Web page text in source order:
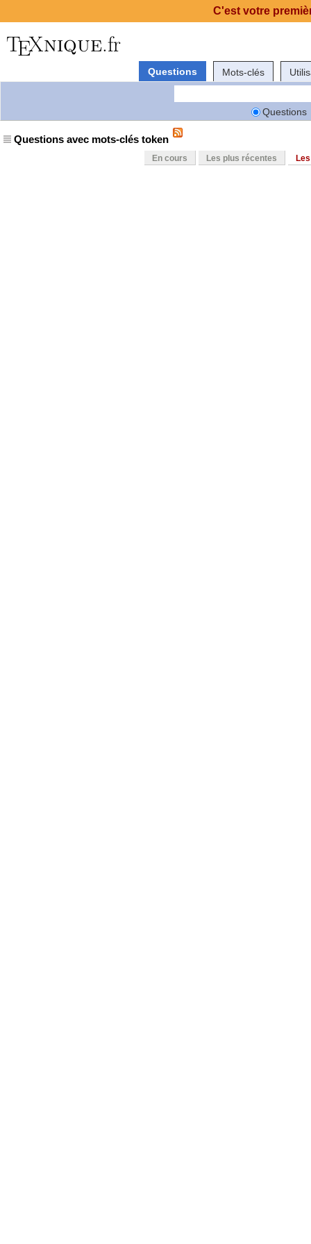
Questions Mots-clés
Questions
Questions avec mots-clés token
En cours Les plus récentes
C'est votre